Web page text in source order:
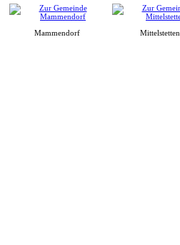
Mammendorf Mittelstetten